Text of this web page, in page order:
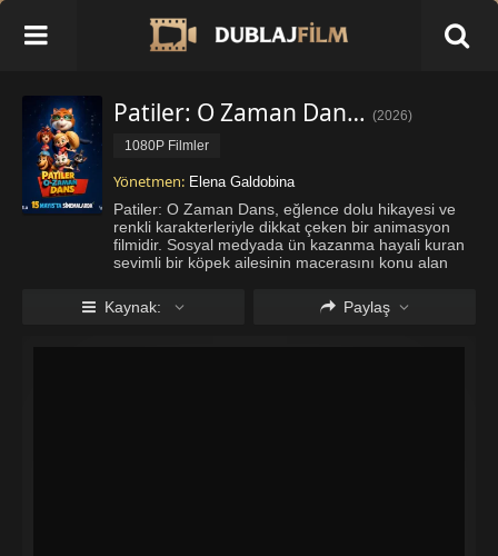
Patiler: O Zaman Dans İzle (2026)
1080P Filmler
Yönetmen: Elena Galdobina
Patiler: O Zaman Dans, eğlence dolu hikayesi ve
renkli karakterleriyle dikkat çeken bir animasyon
filmidir. Sosyal medyada ün kazanma hayali kuran
sevimli bir köpek ailesinin macerasını konu alan
keyifli bir anlatımla bir araya getirir. Ailece
izlenebilecek yapıs
Daha fazla göster
Kaynak: Paylaş